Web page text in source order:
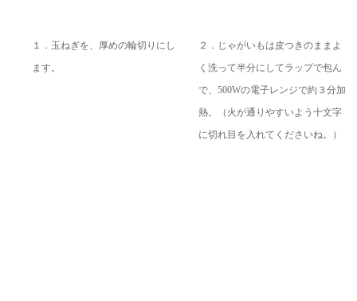
１．玉ねぎを、厚めの輪切りにし
ます。
２．じゃがいもは皮つきのままよ
く洗って半分にしてラップで包ん
で、500Wの電子レンジで約３分加
熱。（火が通りやすいよう十文字
に切れ目を入れてくださいね。）